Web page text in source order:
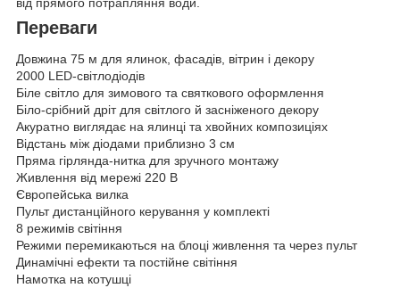
Переваги
Довжина 75 м для ялинок, фасадів, вітрин і декору
2000 LED-світлодіодів
Біле світло для зимового та святкового оформлення
Біло-срібний дріт для світлого й засніженого декору
Акуратно виглядає на ялинці та хвойних композиціях
Відстань між діодами приблизно 3 см
Пряма гірлянда-нитка для зручного монтажу
Живлення від мережі 220 В
Європейська вилка
Пульт дистанційного керування у комплекті
8 режимів світіння
Режими перемикаються на блоці живлення та через пульт
Динамічні ефекти та постійне світіння
Намотка на котушці